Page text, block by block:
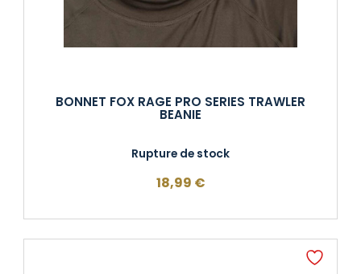
BONNET FOX RAGE PRO SERIES TRAWLER
BEANIE
Rupture de stock
18,99 €